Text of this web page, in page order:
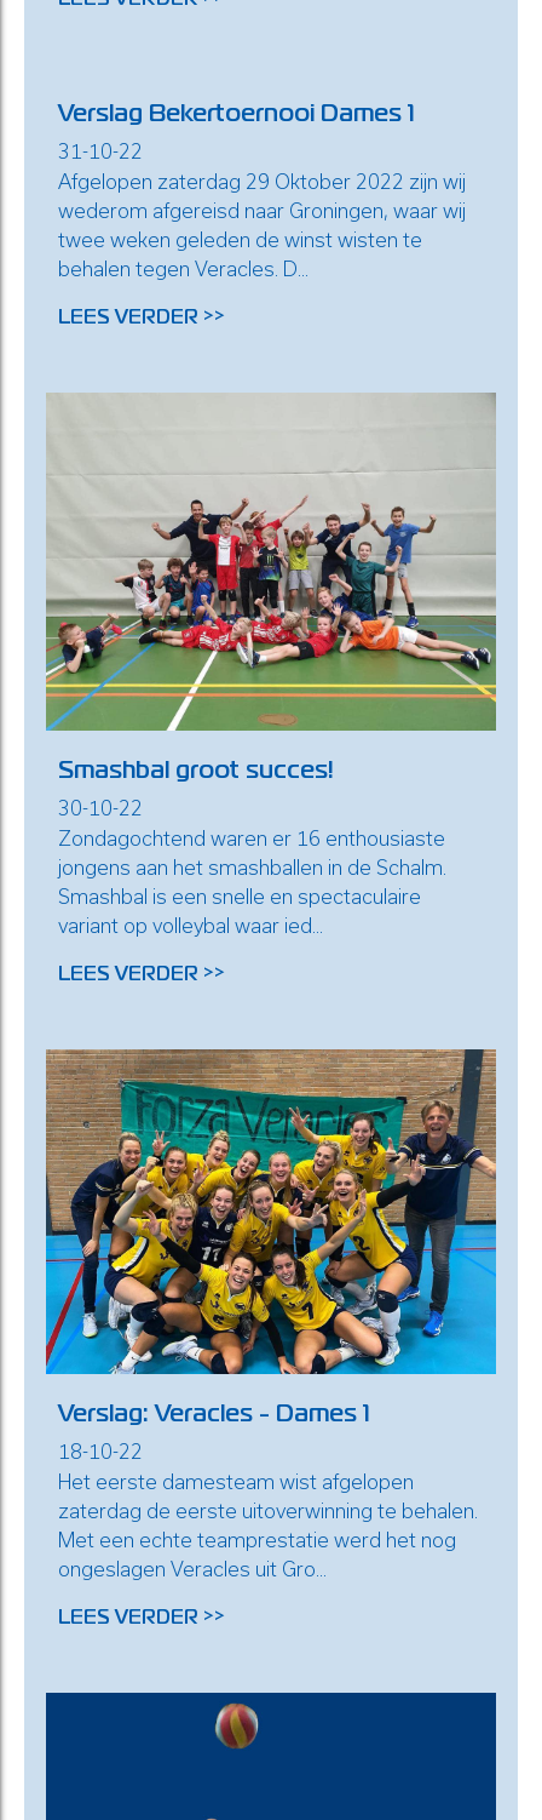
Verslag Bekertoernooi Dames 1
31-10-22
Afgelopen zaterdag 29 Oktober 2022 zijn wij
wederom afgereisd naar Groningen, waar wij
twee weken geleden de winst wisten te
behalen tegen Veracles. D...
LEES VERDER >>
Smashbal groot succes!
30-10-22
Zondagochtend waren er 16 enthousiaste
jongens aan het smashballen in de Schalm.
Smashbal is een snelle en spectaculaire
variant op volleybal waar ied...
LEES VERDER >>
Verslag: Veracles - Dames 1
18-10-22
Het eerste damesteam wist afgelopen
zaterdag de eerste uitoverwinning te behalen.
Met een echte teamprestatie werd het nog
ongeslagen Veracles uit Gro...
LEES VERDER >>